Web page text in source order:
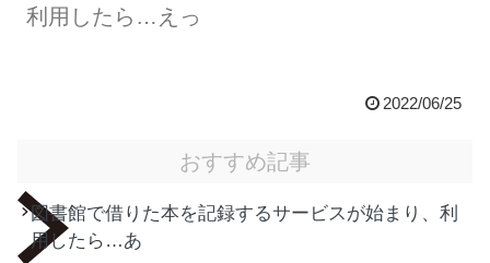
利用したら…えっ
2022/06/25
おすすめ記事
図書館で借りた本を記録するサービスが始まり、利
用したら…あ